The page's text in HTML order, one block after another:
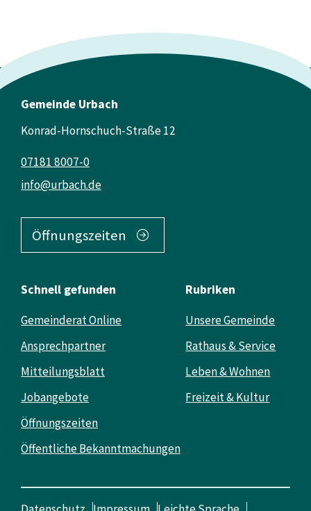
Gemeinde Urbach
Konrad-Hornschuch-Straße 12
info@urbach.de
07181 8007-0
Öffnungszeiten
Schnell gefunden
Gemeinderat Online
Ansprechpartner
Mitteilungsblatt
Jobangebote
Öffnungszeiten
Öffentliche Bekanntmachungen
Rubriken
Unsere Gemeinde
Rathaus & Service
Leben & Wohnen
Freizeit & Kultur